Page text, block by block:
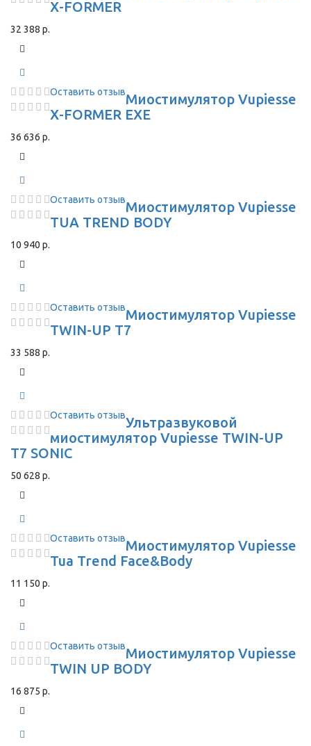
X-FORMER
32 388 р.
Оставить отзывМиостимулятор Vupiesse
X-FORMER EXE
36 636 р.
Оставить отзывМиостимулятор Vupiesse
TUA TREND BODY
10 940 р.
Оставить отзывМиостимулятор Vupiesse
TWIN-UP T7
33 588 р.
Оставить отзывУльтразвуковой
миостимулятор Vupiesse TWIN-UP
T7 SONIC
50 628 р.
Оставить отзывМиостимулятор Vupiesse
Tua Trend Face&Body
11 150 р.
Оставить отзывМиостимулятор Vupiesse
TWIN UP BODY
16 875 р.